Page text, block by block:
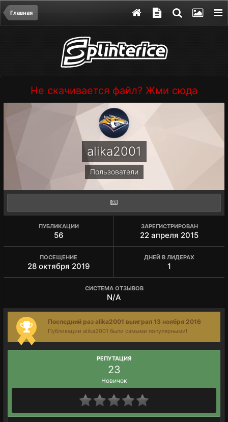
Главная
Не скачивается файл? Жми сюда
alika2001
Пользователи
ПУБЛИКАЦИИ
56
ЗАРЕГИСТРИРОВАН
22 апреля 2015
ПОСЕЩЕНИЕ
28 октября 2019
ДНЕЙ В ЛИДЕРАХ
1
СИСТЕМА ОТЗЫВОВ
N/A
Последний раз alika2001 выиграл 13 ноября 2016
Публикации alika2001 были самыми популярными!
РЕПУТАЦИЯ
23
Новичок